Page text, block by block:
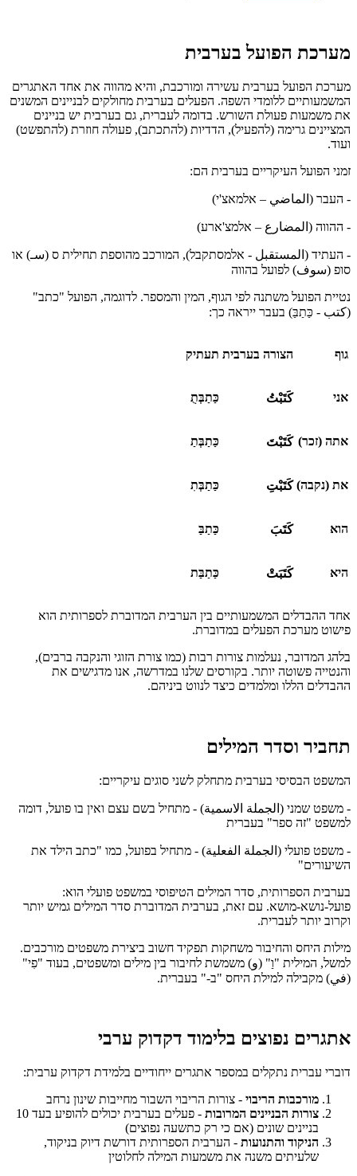
מערכת הפועל בערבית
מערכת הפועל בערבית עשירה ומורכבת, והיא מהווה את אחד האתגרים
המשמעותיים ללומדי השפה. הפעלים בערבית מחולקים לבניינים המשנים
את משמעות פעולת השורש. בדומה לעברית, גם בערבית יש בניינים
המציינים גרימה (להפעיל), הדדיות (להתכתב), פעולה חוזרת (להתפשט)
ועוד.
זמני הפועל העיקריים בערבית הם:
- העבר (الماضي – אלמאצ'י)
- ההווה (المضارع – אלמצ'ארע)
- העתיד (المستقبل - אלמסתקבל), המורכב מהוספת תחילית ס (سـ) או
סופ (سوف) לפועל בהווה
נטיית הפועל משתנה לפי הגוף, המין והמספר. לדוגמה, הפועל "כתב"
(كتب - כַּתַבַּ) בעבר ייראה כך:
גוף הצורה בערבית תעתיק
אני كَتَبْتُ כַּתַבְּתֻ
אתה (זכר) كَتَبْتَ כַּתַבְּתַ
את (נקבה) كَتَبْتِ כַּתַבְּתִ
הוא كَتَبَ כַּתַבַּ
היא كَتَبَتْ כַּתַבַּת
אחד ההבדלים המשמעותיים בין הערבית המדוברת לספרותית הוא
פישוט מערכת הפעלים במדוברת.
בלהג המדובר, נעלמות צורות רבות (כמו צורת הזוגי והנקבה ברבים),
והנטייה פשוטה יותר. בקורסים שלנו במדרשה, אנו מדגישים את
ההבדלים הללו ומלמדים כיצד לנווט ביניהם.
תחביר וסדר המילים
המשפט הבסיסי בערבית מתחלק לשני סוגים עיקריים:
- משפט שמני (الجملة الاسمية) - מתחיל בשם עצם ואין בו פועל, דומה
למשפט "זה ספר" בעברית
- משפט פועלי (الجملة الفعلية) - מתחיל בפועל, כמו "כתב הילד את
השיעורים"
בערבית הספרותית, סדר המילים הטיפוסי במשפט פועלי הוא:
פועל-נושא-מושא. עם זאת, בערבית המדוברת סדר המילים גמיש יותר
וקרוב יותר לעברית.
מילות היחס והחיבור משחקות תפקיד חשוב ביצירת משפטים מורכבים.
למשל, המילית "וַ" (و) משמשת לחיבור בין מילים ומשפטים, בעוד "פִי"
(في) מקבילה למילת היחס "ב-" בעברית.
אתגרים נפוצים בלימוד דקדוק ערבי
דוברי עברית נתקלים במספר אתגרים ייחודיים בלמידת דקדוק ערבית:
מורכבות הריבוי - צורות הריבוי השבור מחייבות שינון נרחב
צורות הבניינים המרובות
- פעלים בערבית יכולים להופיע בעד 10
בניינים שונים (אם כי רק כתשעה נפוצים)
הניקוד והתנועות - הערבית הספרותית דורשת דיוק בניקוד,
שלעיתים משנה את משמעות המילה לחלוטין